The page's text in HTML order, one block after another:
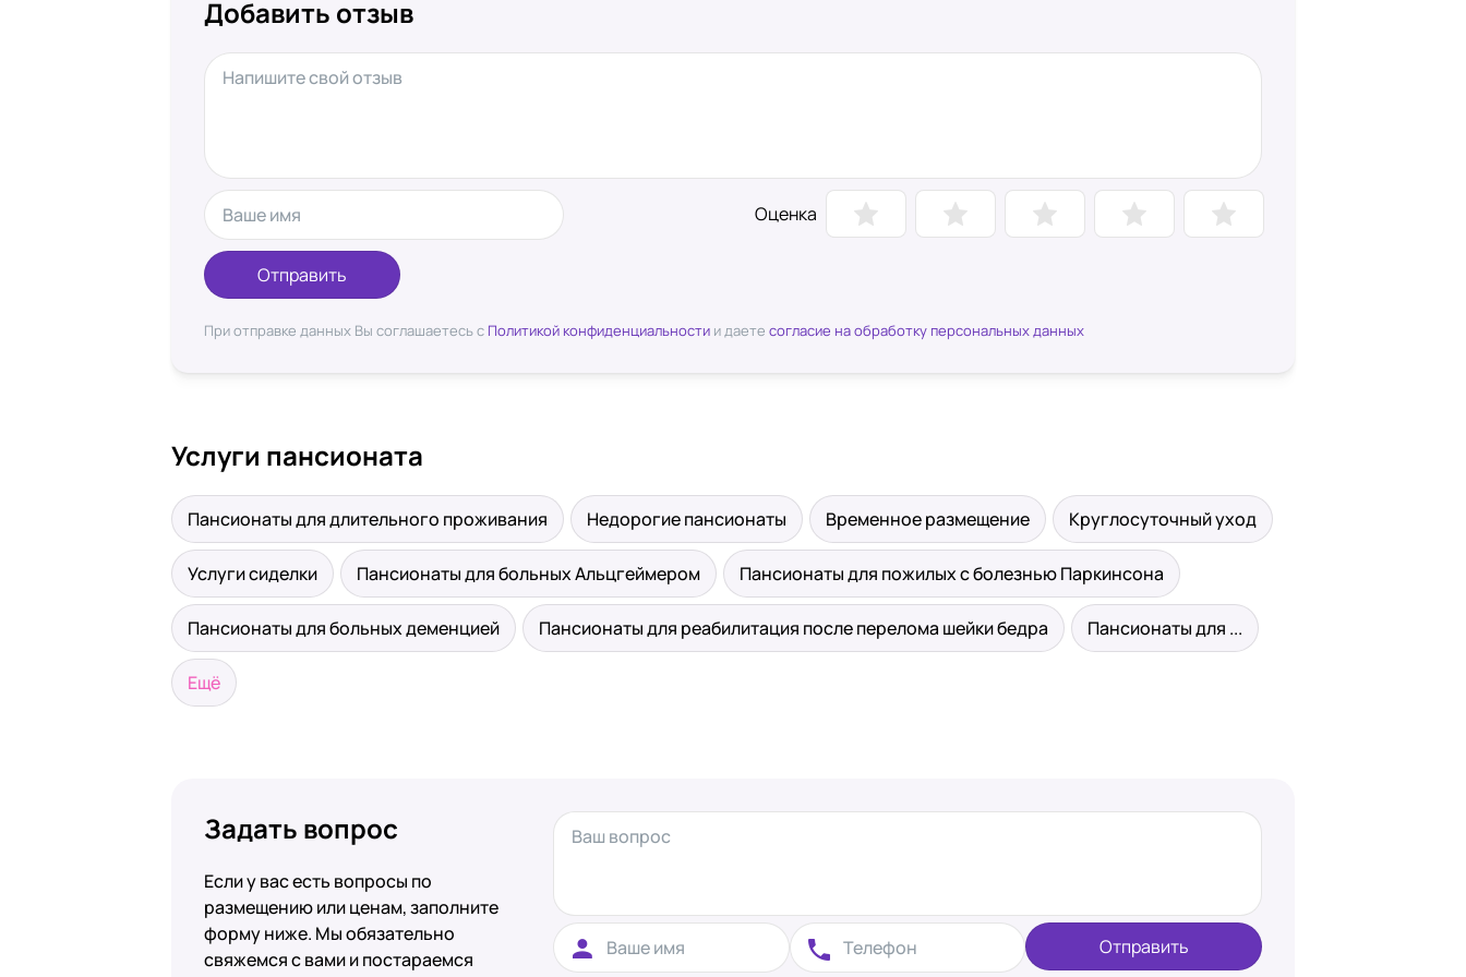
Добавить отзыв
Оценка
Отправить
При отправке данных Вы соглашаетесь с Политикой конфиденциальности и даете согласие на обработку персональных данных
Услуги пансионата
Пансионаты для длительного проживания Недорогие пансионаты Временное размещение Круглосуточный уход
Услуги сиделки Пансионаты для больных Альцгеймером Пансионаты для пожилых с болезнью Паркинсона
Пансионаты для больных деменцией Пансионаты для реабилитация после перелома шейки бедра Пансионаты для ...
Ещё
Задать вопрос
Если у вас есть вопросы по
размещению или ценам, заполните
форму ниже. Мы обязательно
свяжемся с вами и постараемся
Отправить